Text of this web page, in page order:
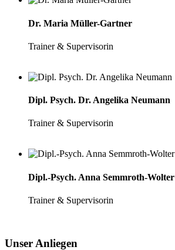
Dr. Maria Müller-Gartner
Trainer & Supervisorin
Dipl. Psych. Dr. Angelika Neumann
Trainer & Supervisorin
Dipl.-Psych. Anna Semmroth-Wolter
Trainer & Supervisorin
Unser Anliegen